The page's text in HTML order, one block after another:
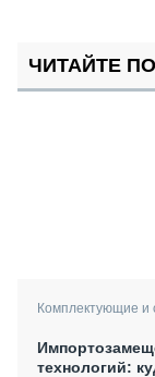
ЧИТАЙТЕ
Комплектующие и
технологий: